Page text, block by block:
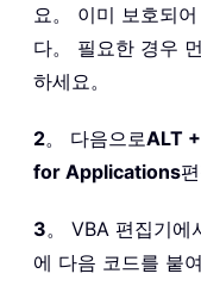
요。 이미 보호되
다。 필요한 경우
하세요。
2。 다음으로ALT +
for Applications
3。 VBA 편집기에
에 다음 코드를 붙